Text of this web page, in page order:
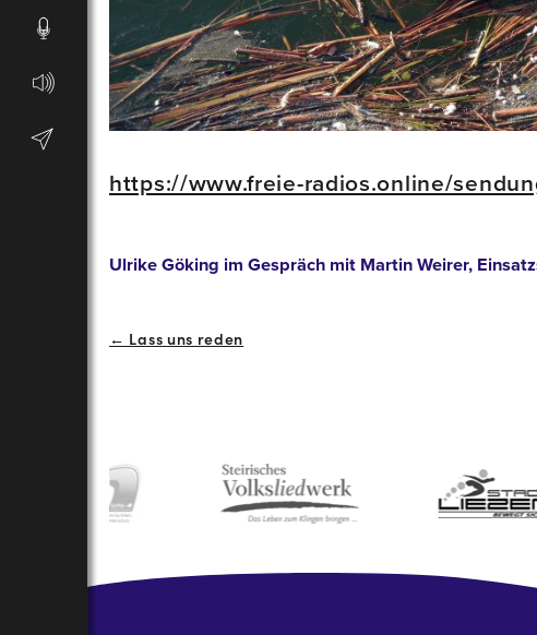
https://www.freie-radios.online/
Ulrike Göking im Gespräch mit Martin Weirer,
← Lass uns reden